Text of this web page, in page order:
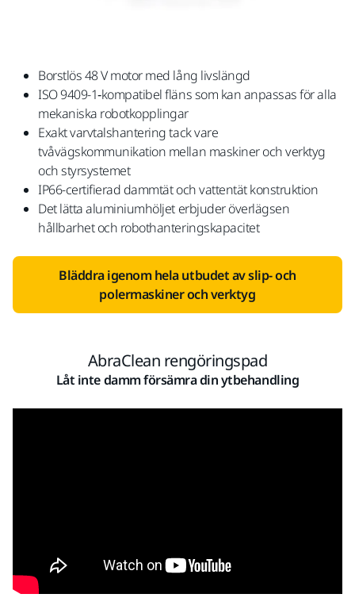
Borstlös 48 V motor med lång livslängd
ISO 9409-1‑kompatibel fläns som kan anpassas för alla
mekaniska robotkopplingar
Exakt varvtalshantering tack vare
tvåvägskommunikation mellan maskiner och verktyg
och styrsystemet
IP66-certifierad dammtät och vattentät konstruktion
Det lätta aluminiumhöljet erbjuder överlägsen
hållbarhet och robothanteringskapacitet
Bläddra igenom hela utbudet av slip- och
polermaskiner och verktyg
AbraClean rengöringspad
Låt inte damm försämra din ytbehandling